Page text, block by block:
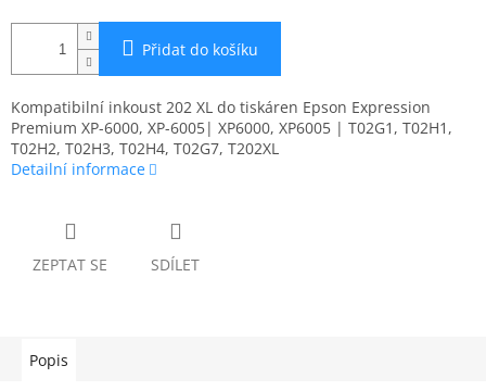
Přidat do košíku
Kompatibilní inkoust 202 XL do tiskáren Epson Expression
Premium XP-6000, XP-6005| XP6000, XP6005 | T02G1, T02H1,
T02H2, T02H3, T02H4, T02G7, T202XL
Detailní informace
ZEPTAT SE SDÍLET
Popis